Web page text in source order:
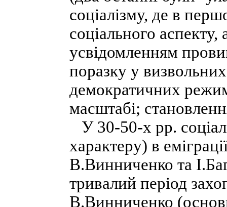
соціалізму, де в
соціального
усвідомленням
поразку у
демократичних
масштабі;
У 30-50-х pp.
характеру) в
В.Винниченко та
тривалий період
В.Винниченко